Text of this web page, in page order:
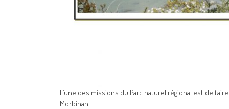
L’une des missions du Parc naturel régional est de
Morbihan.